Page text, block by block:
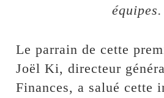
équipes.
Le parrain de cette
Joël Ki, directeur
Finances, a salué cette